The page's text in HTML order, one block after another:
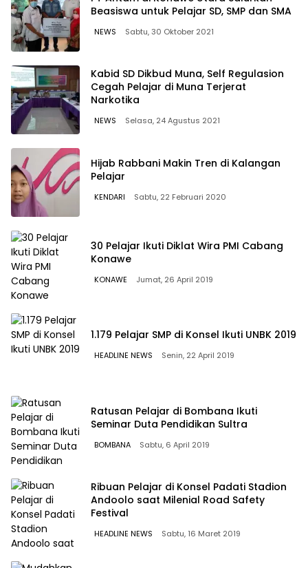
Beasiswa untuk Pelajar SD, SMP dan SMA
NEWS Sabtu, 30 Oktober 2021
Kabid SD Dikbud Muna, Self Regulasion
Cegah Pelajar di Muna Terjerat
Narkotika
NEWS Selasa, 24 Agustus 2021
Hijab Rabbani Makin Tren di Kalangan
Pelajar
KENDARI Sabtu, 22 Februari 2020
30 Pelajar Ikuti Diklat Wira PMI Cabang
Konawe
KONAWE Jumat, 26 April 2019
1.179 Pelajar SMP di Konsel Ikuti UNBK 2019
HEADLINE NEWS Senin, 22 April 2019
Ratusan Pelajar di Bombana Ikuti
Seminar Duta Pendidikan Sultra
BOMBANA Sabtu, 6 April 2019
Ribuan Pelajar di Konsel Padati Stadion
Andoolo saat Milenial Road Safety
Festival
HEADLINE NEWS Sabtu, 16 Maret 2019